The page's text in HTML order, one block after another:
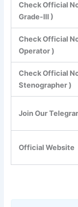
Check Official
Grade-III )
Check Official
Operator )
Check Official
Stenographer )
Join Our
Official Website